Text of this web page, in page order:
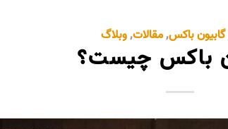
گابیون باکس,مقالات,وبلاگ
باکس چیست؟